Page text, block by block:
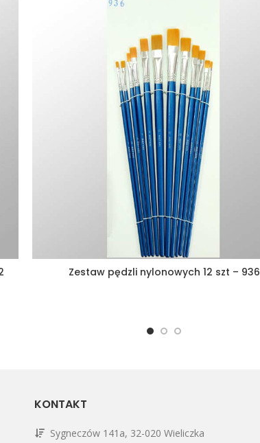
Zestaw pędzli nylonowych 12 szt – 936
KONTAKT
Sygneczów 141a, 32-020 Wieliczka